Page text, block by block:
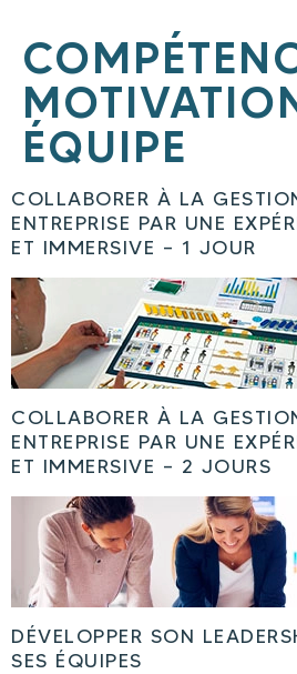
ÉQUIPE
COLLABORER À LA
ENTREPRISE PAR UNE
ET IMMERSIVE – 1 JOUR
COLLABORER À LA
ENTREPRISE PAR UNE
ET IMMERSIVE – 2 JOURS
DÉVELOPPER SON
SES ÉQUIPES